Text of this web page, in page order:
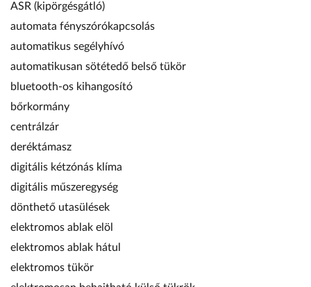
ASR (kipörgésgátló)
automata fényszórókapcsolás
automatikus segélyhívó
automatikusan sötétedő belső tükör
bluetooth-os kihangosító
bőrkormány
centrálzár
deréktámasz
digitális kétzónás klíma
digitális műszeregység
dönthető utasülések
elektromos ablak elöl
elektromos ablak hátul
elektromos tükör